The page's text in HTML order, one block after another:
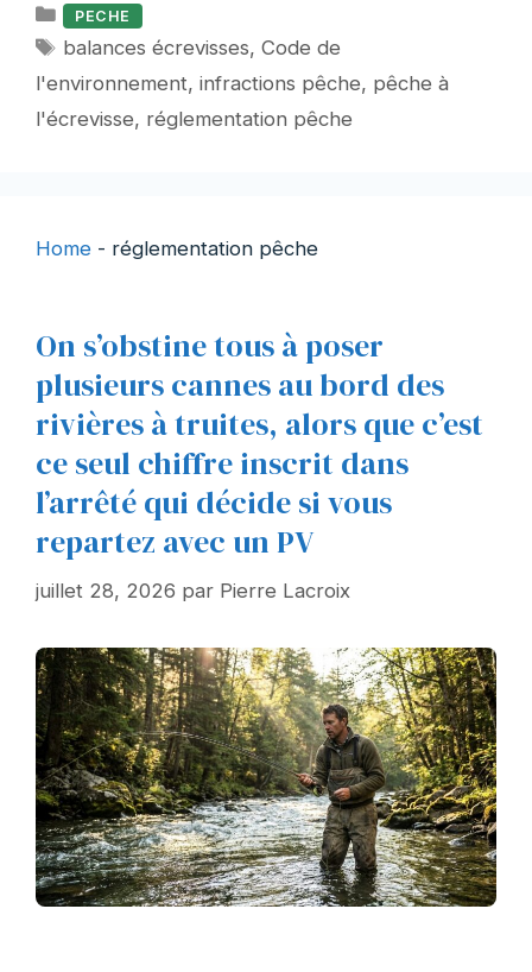
Catégories
PECHE
Étiquettes
balances écrevisses,Code de
l'environnement, infractions pêche, pêche à
l'écrevisse, réglementation pêche
Home - réglementation pêche
On s’obstine tous à poser
plusieurs cannes au bord des
rivières à truites, alors que c’est
ce seul chiffre inscrit dans
l’arrêté qui décide si vous
repartez avec un PV
juillet 28, 2026 par Pierre Lacroix